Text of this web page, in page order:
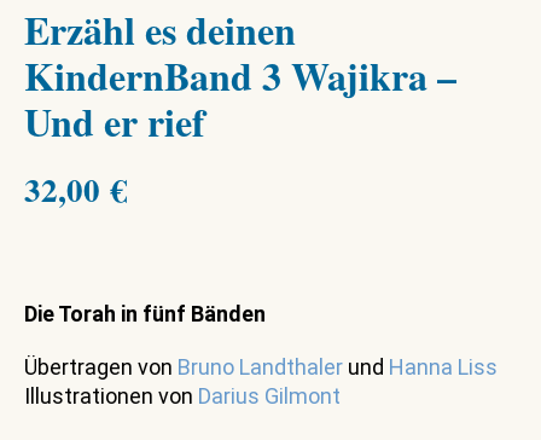
Erzähl es deinen
KindernBand 3 Wajikra –
Und er rief
32,00 €
Die Torah in fünf Bänden
Übertragen von Bruno Landthaler und Hanna Liss
Illustrationen von Darius Gilmont